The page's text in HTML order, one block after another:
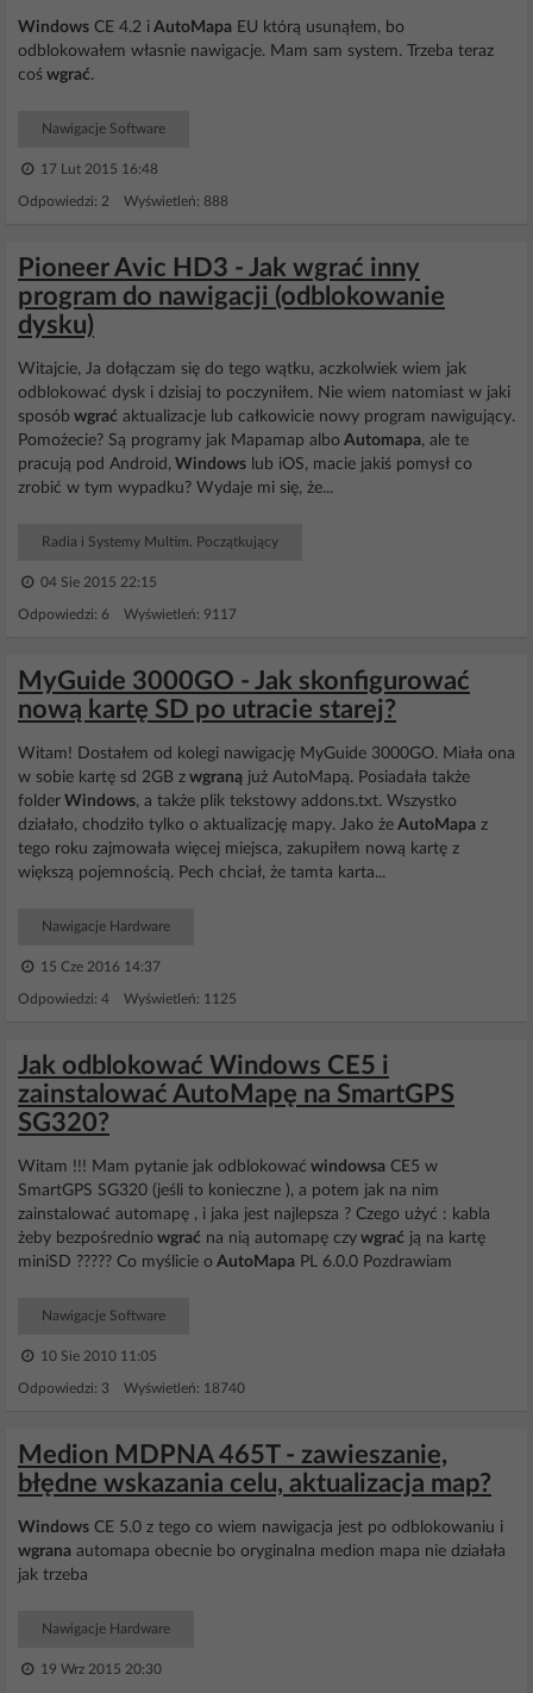
Windows CE 4.2 i AutoMapa EU którą usunąłem, bo
odblokowałem własnie nawigacje. Mam sam system. Trzeba teraz
coś wgrać.
Nawigacje Software
17 Lut 2015 16:48
Odpowiedzi: 2 Wyświetleń: 888
Pioneer Avic HD3 - Jak wgrać inny
program do nawigacji (odblokowanie
dysku)
Witajcie, Ja dołączam się do tego wątku, aczkolwiek wiem jak
odblokować dysk i dzisiaj to poczyniłem. Nie wiem natomiast w jaki
sposób wgrać aktualizacje lub całkowicie nowy program nawigujący.
Pomożecie? Są programy jak Mapamap albo Automapa, ale te
pracują pod Android, Windows lub iOS, macie jakiś pomysł co
zrobić w tym wypadku? Wydaje mi się, że...
Radia i Systemy Multim. Początkujący
04 Sie 2015 22:15
Odpowiedzi: 6 Wyświetleń: 9117
MyGuide 3000GO - Jak skonfigurować
nową kartę SD po utracie starej?
Witam! Dostałem od kolegi nawigację MyGuide 3000GO. Miała ona
w sobie kartę sd 2GB z wgraną już AutoMapą. Posiadała także
folder Windows, a także plik tekstowy addons.txt. Wszystko
działało, chodziło tylko o aktualizację mapy. Jako że AutoMapa z
tego roku zajmowała więcej miejsca, zakupiłem nową kartę z
większą pojemnością. Pech chciał, że tamta karta...
Nawigacje Hardware
15 Cze 2016 14:37
Odpowiedzi: 4 Wyświetleń: 1125
Jak odblokować Windows CE5 i
zainstalować AutoMapę na SmartGPS
SG320?
Witam !!! Mam pytanie jak odblokować windowsa CE5 w
SmartGPS SG320 (jeśli to konieczne ), a potem jak na nim
zainstalować automapę , i jaka jest najlepsza ? Czego użyć : kabla
żeby bezpośrednio wgrać na nią automapę czy wgrać ją na kartę
miniSD ????? Co myślicie o AutoMapa PL 6.0.0 Pozdrawiam
Nawigacje Software
10 Sie 2010 11:05
Odpowiedzi: 3 Wyświetleń: 18740
Medion MDPNA 465T - zawieszanie,
błędne wskazania celu, aktualizacja map?
Windows CE 5.0 z tego co wiem nawigacja jest po odblokowaniu i
wgrana automapa obecnie bo oryginalna medion mapa nie działała
jak trzeba
Nawigacje Hardware
19 Wrz 2015 20:30